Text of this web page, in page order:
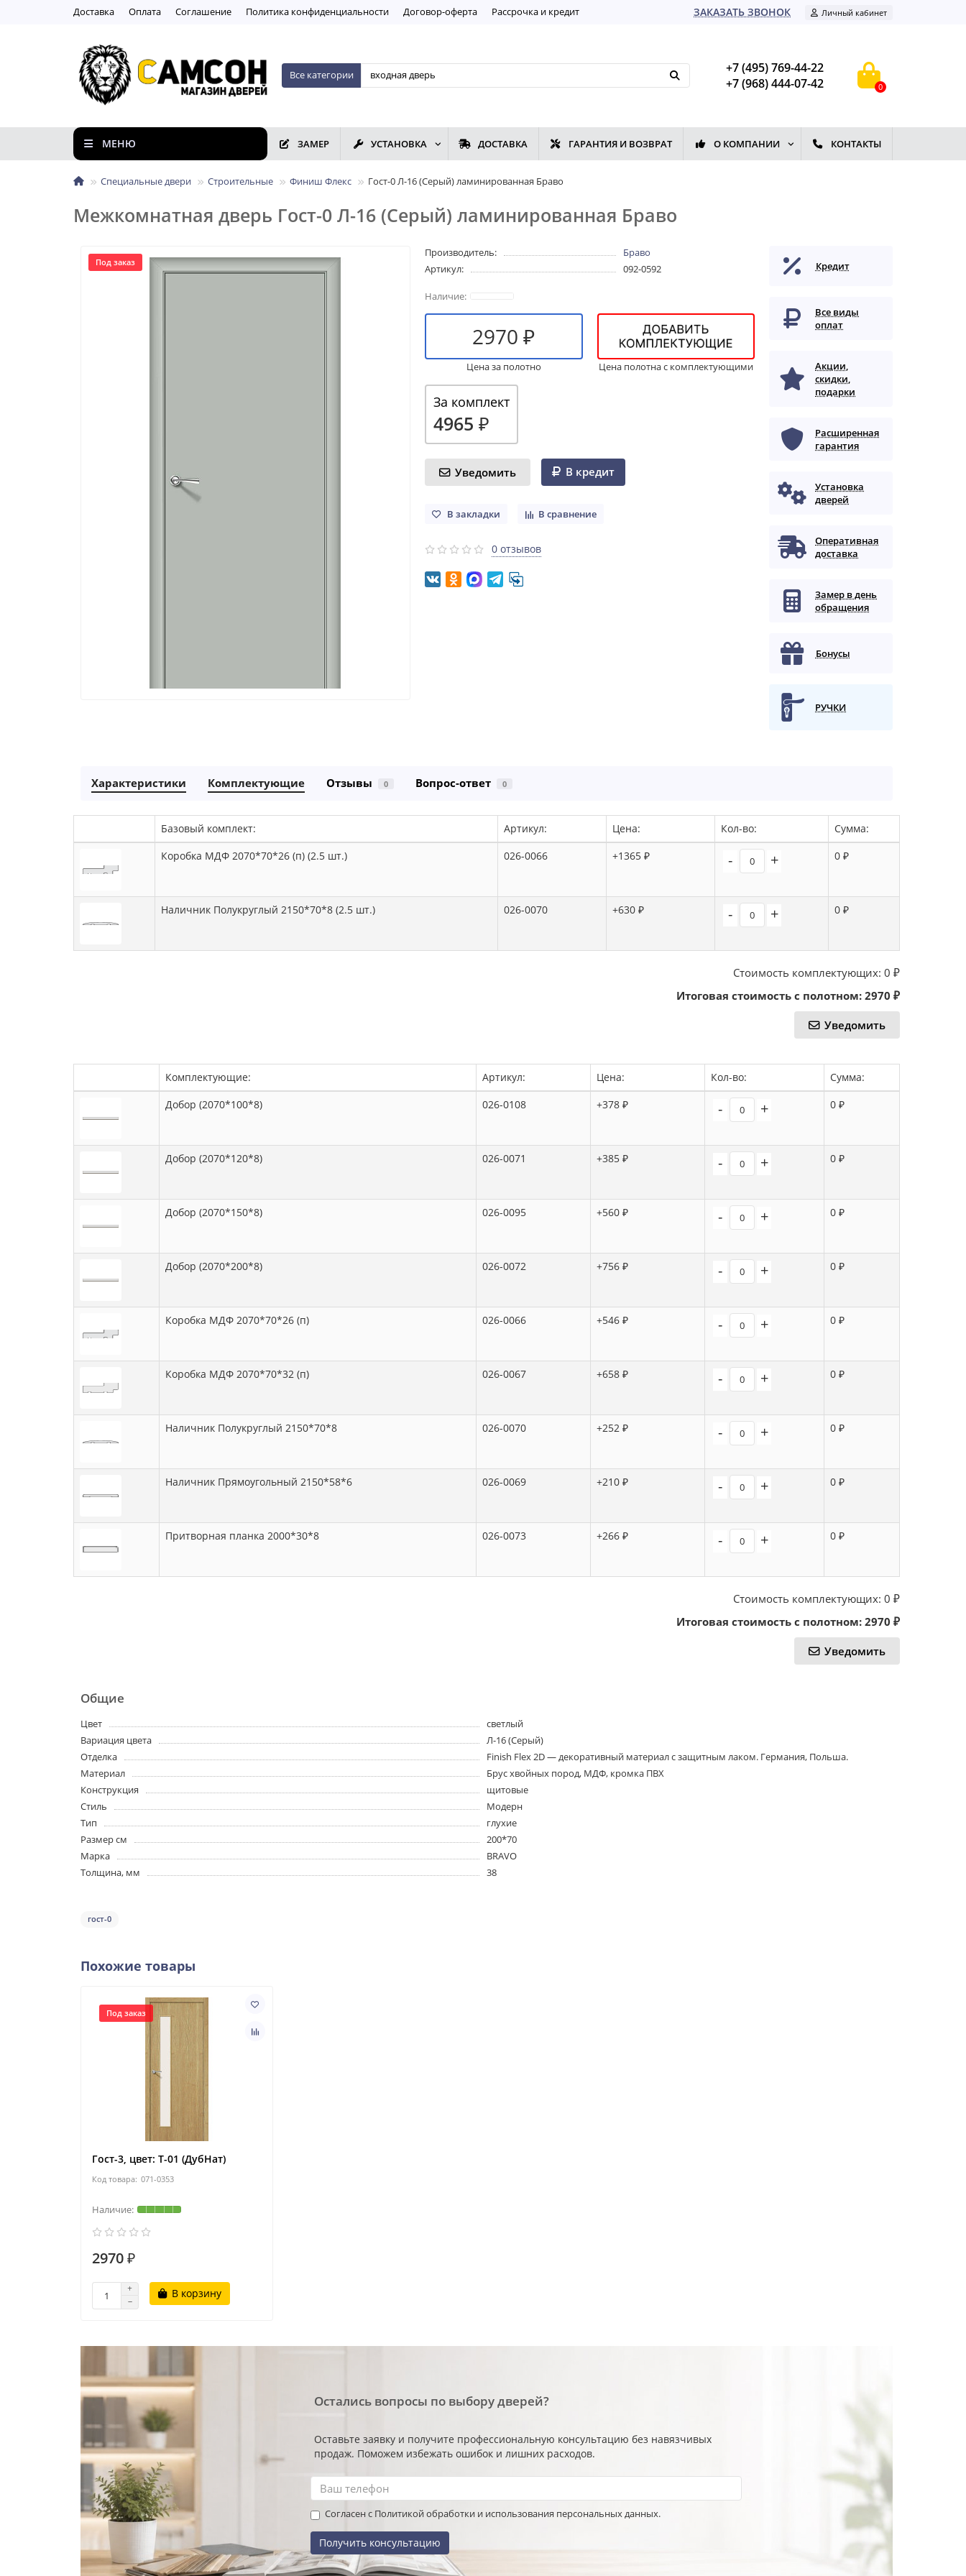
Доставка Оплата Соглашение Пoлитикa кoнфидeнциaльнoсти Договор-оферта Рассрочка и кредит ЗАКАЗАТЬ ЗВОНОК Личный кабинет
Все категории
+7 (495) 769-44-22
+7 (968) 444-07-42
0
МЕНЮ ЗАМЕР УСТАНОВКА ДОСТАВКА ГАРАНТИЯ И ВОЗВРАТ О КОМПАНИИ КОНТАКТЫ
Специальные двери Строительные Финиш Флекс Гост-0 Л-16 (Серый) ламинированная Браво
Межкомнатная дверь Гост-0 Л-16 (Серый) ламинированная Браво
Под заказ
Производитель:
Браво
Артикул:
092-0592
2970 ₽
Цена за полотно Цена полотна с комплектующими
За комплект
4965 ₽
Уведомить В кредит
В закладки В сравнение
0 отзывов
Кредит
Все виды
оплат
Акции,
скидки,
подарки
Расширенная
гарантия
Установка
дверей
Оперативная
доставка
Замер в день
обращения
Бонусы
РУЧКИ
Характеристики Комплектующие Отзывы 0 Вопрос-ответ 0
Базовый комплект: Артикул: Цена: Кол-во:
Сумма:
Коробка МДФ 2070*70*26 (п) (2.5 шт.)
026-0066 +1365 ₽ - + 0 ₽
Наличник Полукруглый 2150*70*8 (2.5 шт.) 026-0070 +630 ₽ - + 0 ₽
Стоимость комплектующих: 0 ₽
Итоговая стоимость с полотном:2970 ₽
Уведомить
Комплектующие: Артикул: Цена: Кол-во:
Сумма:
Добор (2070*100*8)
026-0108 +378 ₽ - + 0 ₽
Добор (2070*120*8) 026-0071 +385 ₽ - + 0 ₽
Добор (2070*150*8) 026-0095 +560 ₽ - + 0 ₽
Добор (2070*200*8) 026-0072 +756 ₽ - + 0 ₽
Коробка МДФ 2070*70*26 (п) 026-0066 +546 ₽ - + 0 ₽
Коробка МДФ 2070*70*32 (п) 026-0067 +658 ₽ - + 0 ₽
Наличник Полукруглый 2150*70*8 026-0070 +252 ₽ - + 0 ₽
Наличник Прямоугольный 2150*58*6 026-0069 +210 ₽ - + 0 ₽
Притворная планка 2000*30*8 026-0073 +266 ₽ - + 0 ₽
Стоимость комплектующих: 0 ₽
Итоговая стоимость с полотном:2970 ₽
Уведомить
Общие
Цвет
светлый
Вариация цвета
Л-16 (Серый)
Отделка
Finish Flex 2D — декоративный материал с защитным лаком. Германия, Польша.
Материал
Брус хвойных пород, МДФ, кромка ПВХ
Конструкция
щитовые
Стиль
Модерн
Тип
глухие
Размер см
200*70
Марка
BRAVO
Толщина, мм
38
гост-0
Похожие товары
Под заказ
Гост-3, цвет: Т-01 (ДубНат)
071-0353
2970 ₽
В корзину
Остались вопросы по выбору дверей?
Оставьте заявку и получите профессиональную консультацию без навязчивых
продаж. Поможем избежать ошибок и лишних расходов.
Согласен с Политикой обработки и использования персональных данных.
Получить консультацию